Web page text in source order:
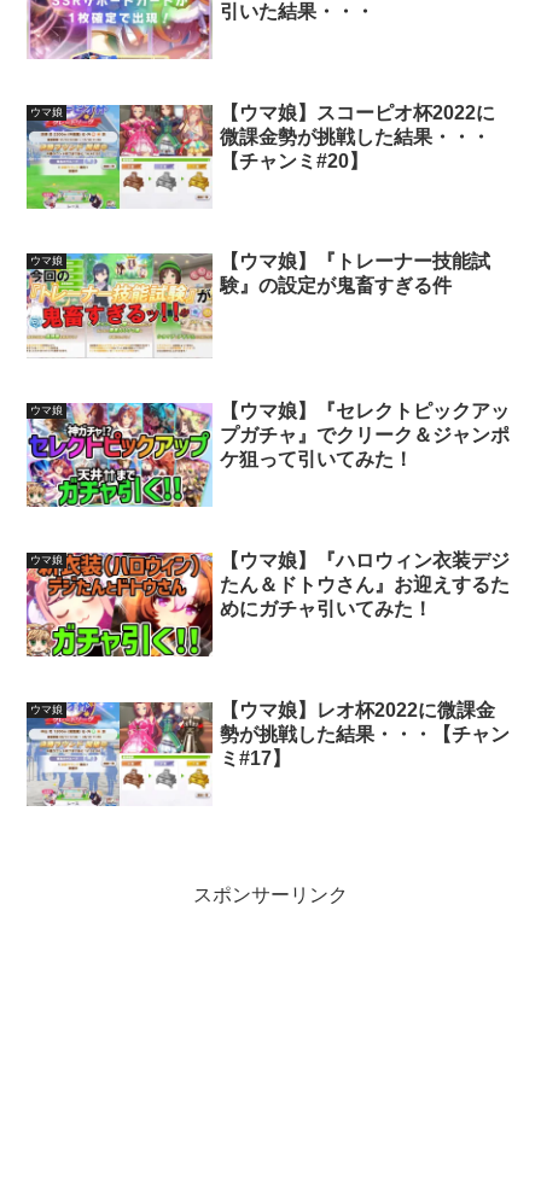
引いた結果・・・
ウマ娘
【ウマ娘】スコーピオ杯2022に
微課金勢が挑戦した結果・・・
【チャンミ#20】
ウマ娘
【ウマ娘】『トレーナー技能試
験』の設定が鬼畜すぎる件
ウマ娘
【ウマ娘】『セレクトピックアッ
プガチャ』でクリーク＆ジャンポ
ケ狙って引いてみた！
ウマ娘
【ウマ娘】『ハロウィン衣装デジ
たん＆ドトウさん』お迎えするた
めにガチャ引いてみた！
ウマ娘
【ウマ娘】レオ杯2022に微課金
勢が挑戦した結果・・・【チャン
ミ#17】
スポンサーリンク